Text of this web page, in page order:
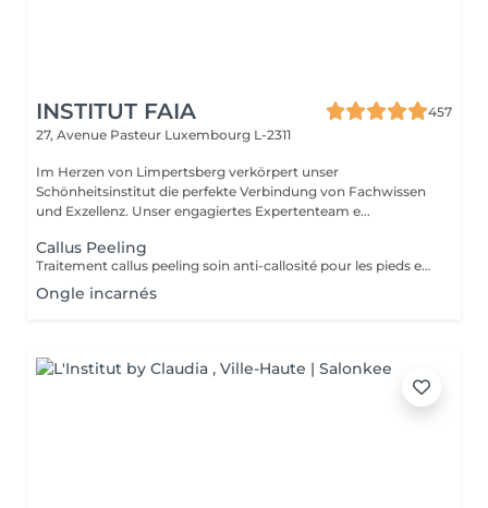
INSTITUT FAIA
457
27, Avenue Pasteur Luxembourg L-2311
Im Herzen von Limpertsberg verkörpert unser
Schönheitsinstitut die perfekte Verbindung von Fachwissen
und Exzellenz. Unser engagiertes Expertenteam e...
Callus Peeling
Traitement callus peeling soin anti-callosité pour les pieds en seulement 15 minutes CALLUSPEELING permet d'éliminer facilement, sans lames ni cutters, les callosités et les fissures, donnant aux pieds une incroyable douceur et une sensation infinie de légèreté.
Ongle incarnés